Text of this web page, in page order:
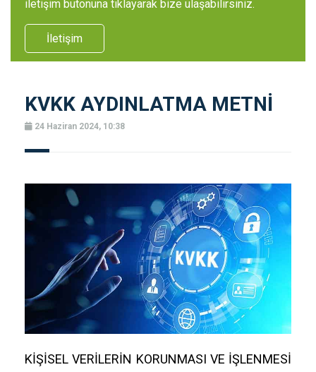
iletişim butonuna tıklayarak bize ulaşabilirsiniz.
İletişim
KVKK AYDINLATMA METNİ
24 Haziran 2024, 10:38
KİŞİSEL VERİLERİN KORUNMASI VE İŞLENMESİ